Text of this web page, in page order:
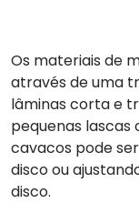
Os materiais de
através de uma
lâminas corta e
pequenas lascas
cavacos pode
disco ou
disco.